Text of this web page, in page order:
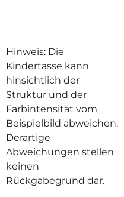
Hinweis: Die
Kindertasse kann
hinsichtlich der
Struktur und der
Farbintensität vom
Beispielbild abweichen.
Derartige
Abweichungen stellen
keinen
Rückgabegrund dar.